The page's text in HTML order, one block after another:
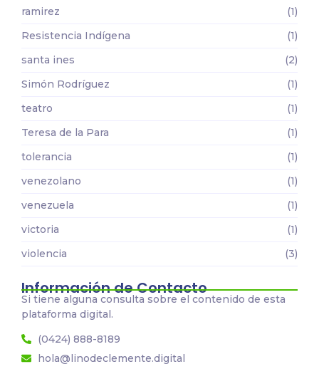
ramirez
(1)
Resistencia Indígena
(1)
santa ines
(2)
Simón Rodríguez
(1)
teatro
(1)
Teresa de la Para
(1)
tolerancia
(1)
venezolano
(1)
venezuela
(1)
victoria
(1)
violencia
(3)
Información de Contacto
Si tiene alguna consulta sobre el contenido de esta
plataforma digital.
(0424) 888-8189
hola@linodeclemente.digital